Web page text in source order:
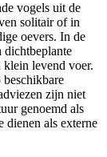
vogels uit de
solitair of in
oevers. In de
dichtbeplante
klein levend voer.
zijn niet
genoemd als
als externe